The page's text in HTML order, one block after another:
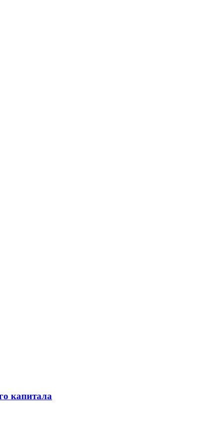
капитала